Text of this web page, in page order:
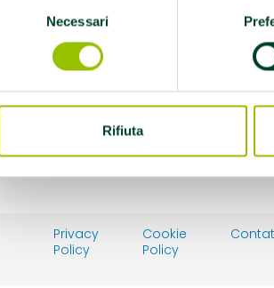
Necessari
Rifiuta
Privacy
Policy
Cookie
Policy